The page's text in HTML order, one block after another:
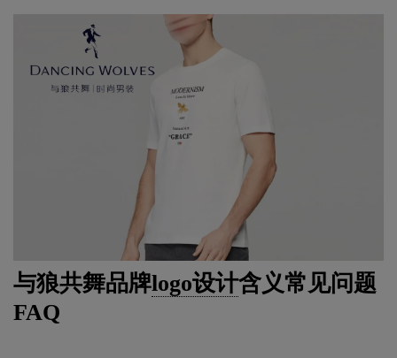
与狼共舞品牌logo设计含义常见问题
FAQ